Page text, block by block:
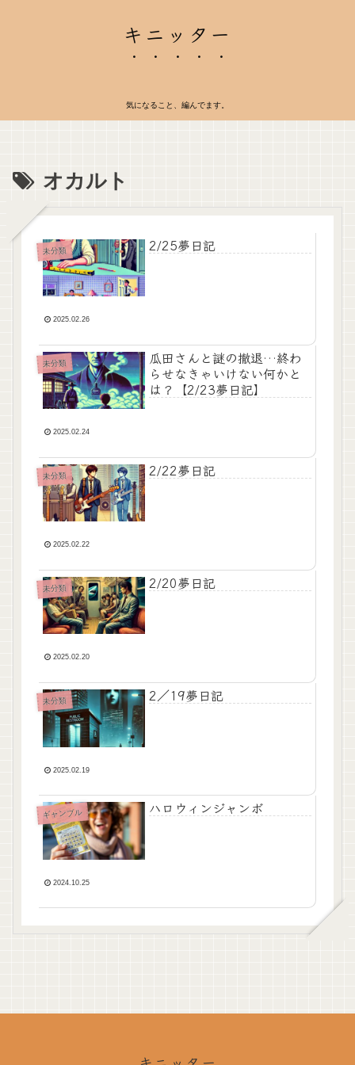
キニッター
気になること、編んでます。
オカルト
未分類 2/25夢日記
2025.02.26
未分類
瓜田さんと謎の撤退…終わ
らせなきゃいけない何かと
は？【2/23夢日記】
2025.02.24
未分類 2/22夢日記
2025.02.22
未分類 2/20夢日記
2025.02.20
未分類 2／19夢日記
2025.02.19
ギャンブル ハロウィンジャンボ
2024.10.25